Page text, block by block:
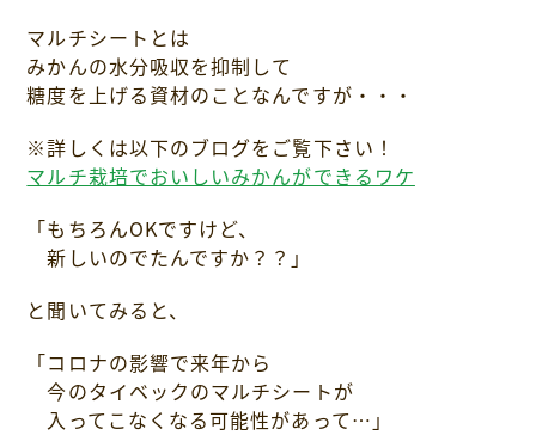
マルチシートとは
みかんの水分吸収を抑制して
糖度を上げる資材のことなんですが・・・
※詳しくは以下のブログをご覧下さい！
マルチ栽培でおいしいみかんができるワケ
「もちろんOKですけど、
新しいのでたんですか？？」
と聞いてみると、
「コロナの影響で来年から
今のタイベックのマルチシートが
入ってこなくなる可能性があって…」